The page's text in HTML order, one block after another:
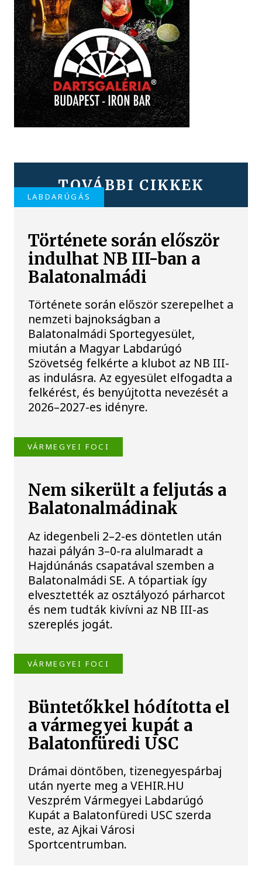
TOVÁBBI CIKKEK
LABDARÚGÁS
Története során először
indulhat NB III-ban a
Balatonalmádi
Története során először szerepelhet a
nemzeti bajnokságban a
Balatonalmádi Sportegyesület,
miután a Magyar Labdarúgó
Szövetség felkérte a klubot az NB III-
as indulásra. Az egyesület elfogadta a
felkérést, és benyújtotta nevezését a
2026–2027-es idényre.
VÁRMEGYEI FOCI
Nem sikerült a feljutás a
Balatonalmádinak
Az idegenbeli 2–2-es döntetlen után
hazai pályán 3–0-ra alulmaradt a
Hajdúnánás csapatával szemben a
Balatonalmádi SE. A tópartiak így
elvesztették az osztályozó párharcot
és nem tudták kivívni az NB III-as
szereplés jogát.
VÁRMEGYEI FOCI
Büntetőkkel hódította el
a vármegyei kupát a
Balatonfüredi USC
Drámai döntőben, tizenegyespárbaj
után nyerte meg a VEHIR.HU
Veszprém Vármegyei Labdarúgó
Kupát a Balatonfüredi USC szerda
este, az Ajkai Városi
Sportcentrumban.